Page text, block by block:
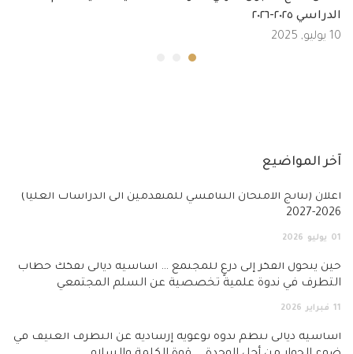
الدراسي ٢٠٢٥-٢٠٢٦
10 يوليو, 2025
آخر المواضيع
أعلان (نتائج الامتحان التنافسي للمتقدمين الى الدراسات العليا)
2026-2027
01 يوليو 2026
حين يتحول الفكر إلى درعٍ للمجتمع … أساسية ديالى تفكك خطاب
التطرف في ندوة علمية تخصصية عن السلم المجتمعي
11 فبراير 2026
أساسية ديالى تنظم ندوة توعوية إرشادية عن التطرف العنيف في